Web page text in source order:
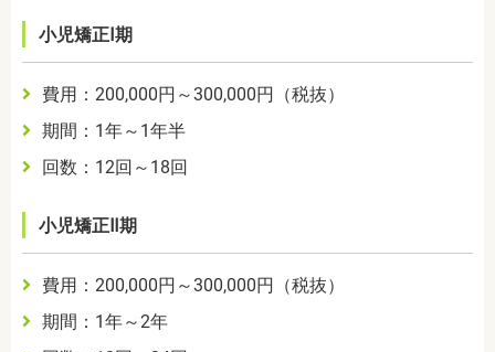
小児矯正Ⅰ期
費用：200,000円～300,000円（税抜）
期間：1年～1年半
回数：12回～18回
小児矯正Ⅱ期
費用：200,000円～300,000円（税抜）
期間：1年～2年